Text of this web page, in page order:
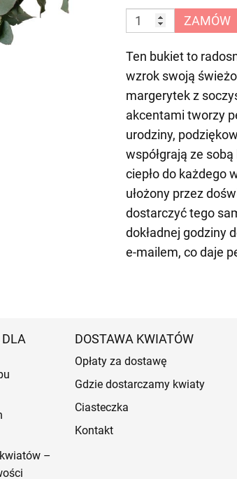
ZAMÓW
Ten bukiet to
wzrok swoją
margerytek z
akcentami tworzy
urodziny,
współgrają ze
ciepło do każdego
ułożony przez
dostarczyć tego
dokładnej godziny
e-mailem, co daje
–
DOSTAWA KWIATÓW
Opłaty za dostawę
Gdzie dostarczamy kwiaty
Ciasteczka
Kontakt